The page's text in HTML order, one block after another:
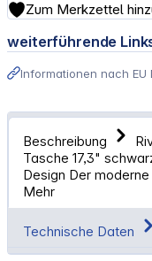
Zum Merkzettel
weiterführende
Informationen nach EU
Beschreibung
Tasche 17,3"
Design Der
Mehr
Technische Daten